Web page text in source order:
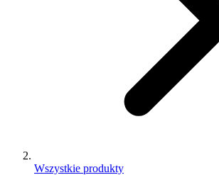
Wszystkie produkty